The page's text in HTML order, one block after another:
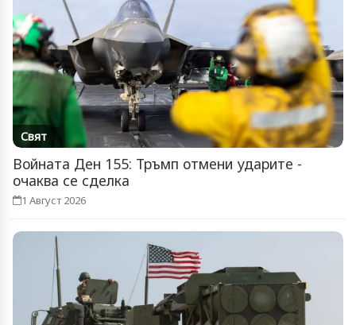
Свят
Войната Ден 155: Тръмп отмени ударите -
очаква се сделка
1 Август 2026